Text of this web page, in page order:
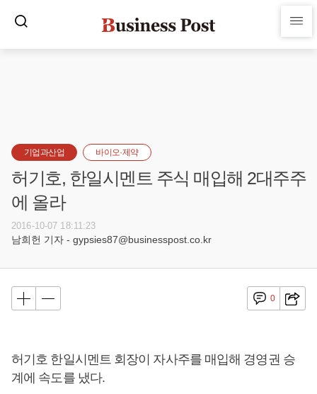
기업과산업 바이오·제약
허기호, 한일시멘트 주식 매입해 2대주주
에 올라
2016-10-07 18:11:23
남희헌 기자 - gypsies87@businesspost.co.kr
0
허기호 한일시멘트 회장이 자사주를 매입해 경영권 승
계에 속도를 냈다.